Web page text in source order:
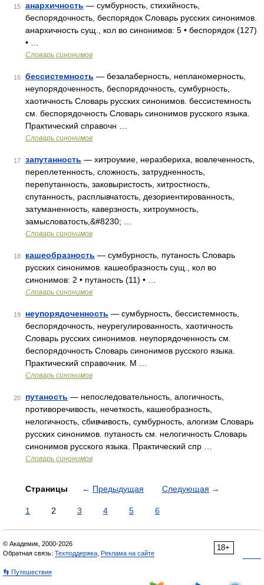
15 анархичность — сумбурность, стихийность,
беспорядочность, беспорядок Словарь русских синонимов.
анархичность сущ., кол во синонимов: 5 • беспорядок (127)
• …
Словарь синонимов
16 бессистемность — безалаберность, непланомерность,
неупорядоченность, беспорядочность, сумбурность,
хаотичность Словарь русских синонимов. бессистемность
см. беспорядочность Словарь синонимов русского языка.
Практический справочн …
Словарь синонимов
17 запутанность — хитроумие, неразбериха, вовлеченность,
переплетенность, сложность, затрудненность,
перепутанность, заковыристость, хитростность,
спутанность, расплывчатость, дезориентированность,
затуманенность, каверзность, хитроумность,
замысловатость,&#8230; …
Словарь синонимов
18 кашеобразность — сумбурность, путаность Словарь
русских синонимов. кашеобразность сущ., кол во
синонимов: 2 • путаность (11) • …
Словарь синонимов
19 неупорядоченность — сумбурность, бессистемность,
беспорядочность, неурегулированность, хаотичность
Словарь русских синонимов. неупорядоченность см.
беспорядочность Словарь синонимов русского языка.
Практический справочник. М …
Словарь синонимов
20 путаность — непоследовательность, алогичность,
противоречивость, нечеткость, кашеобразность,
нелогичность, сбивчивость, сумбурность, алогизм Словарь
русских синонимов. путаность см. нелогичность Словарь
синонимов русского языка. Практический спр …
Словарь синонимов
Страницы ← Предыдущая Следующая →
1 2 3 4 5 6
18+
© Академик, 2000-2026
Обратная связь: Техподдержка Реклама на сайте
👣 Путешествия